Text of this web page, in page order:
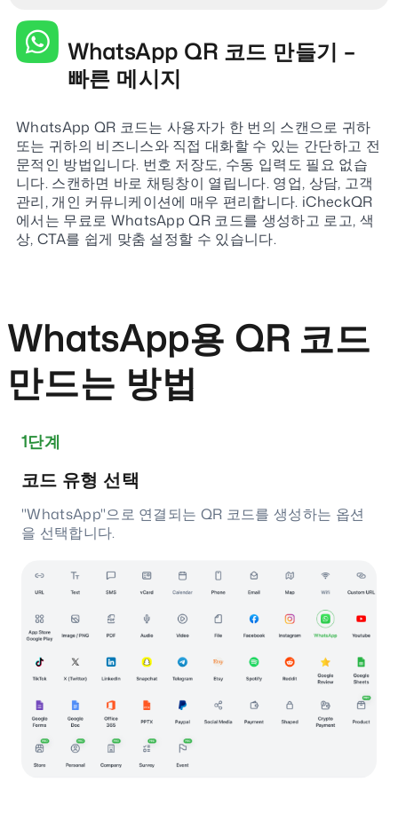
WhatsApp QR 코드 만들기 –
빠른 메시지
WhatsApp QR 코드는 사용자가 한 번의 스캔으로 귀하
또는 귀하의 비즈니스와 직접 대화할 수 있는 간단하고 전
문적인 방법입니다. 번호 저장도, 수동 입력도 필요 없습
니다. 스캔하면 바로 채팅창이 열립니다. 영업, 상담, 고객
관리, 개인 커뮤니케이션에 매우 편리합니다. iCheckQR
에서는 무료로 WhatsApp QR 코드를 생성하고 로고, 색
상, CTA를 쉽게 맞춤 설정할 수 있습니다.
WhatsApp용 QR 코드
만드는 방법
1단계
코드 유형 선택
"WhatsApp"으로 연결되는 QR 코드를 생성하는 옵션
을 선택합니다.